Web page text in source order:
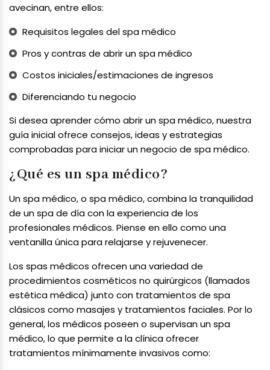
avecinan, entre ellos:
Requisitos legales del spa médico
Pros y contras de abrir un spa médico
Costos iniciales/estimaciones de ingresos
Diferenciando tu negocio
Si desea aprender cómo abrir un spa médico, nuestra
guía inicial ofrece consejos, ideas y estrategias
comprobadas para iniciar un negocio de spa médico.
¿Qué es un spa médico?
Un spa médico, o spa médico, combina la tranquilidad
de un spa de día con la experiencia de los
profesionales médicos. Piense en ello como una
ventanilla única para relajarse y rejuvenecer.
Los spas médicos ofrecen una variedad de
procedimientos cosméticos no quirúrgicos (llamados
estética médica) junto con tratamientos de spa
clásicos como masajes y tratamientos faciales. Por lo
general, los médicos poseen o supervisan un spa
médico, lo que permite a la clínica ofrecer
tratamientos mínimamente invasivos como: